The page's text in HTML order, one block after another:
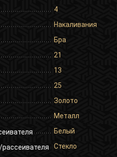
4
Накаливания
Бра
21
13
25
Золото
Металл
Белый
Стекло